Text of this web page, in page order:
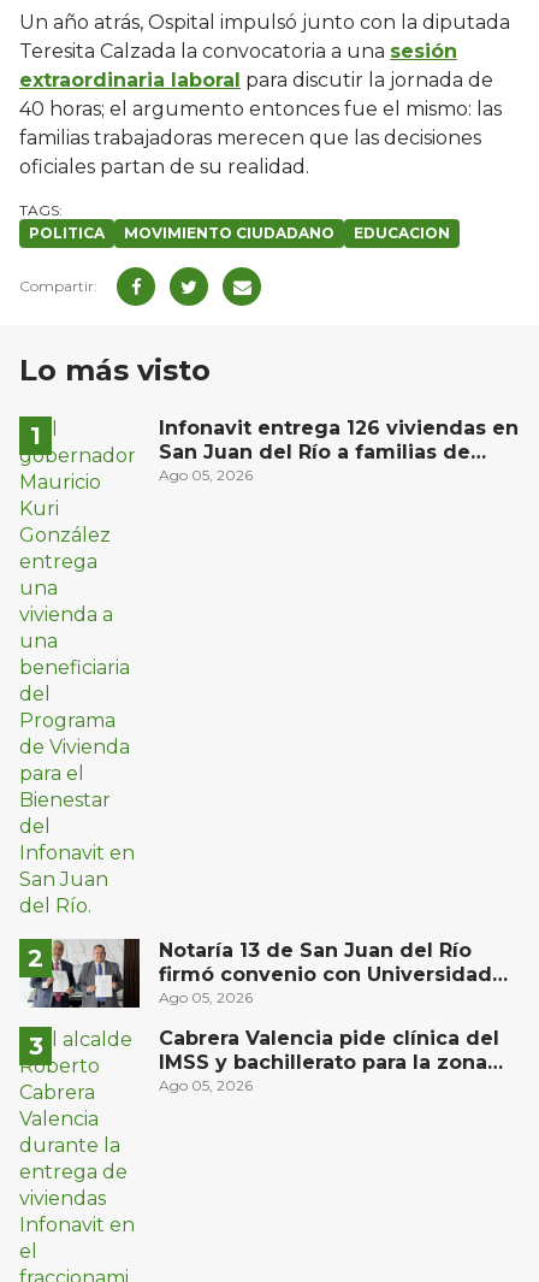
Un año atrás, Ospital impulsó junto con la diputada
Teresita Calzada la convocatoria a una sesión
extraordinaria laboral para discutir la jornada de
40 horas; el argumento entonces fue el mismo: las
familias trabajadoras merecen que las decisiones
oficiales partan de su realidad.
POLITICA MOVIMIENTO CIUDADANO EDUCACION
Lo más visto
Infonavit entrega 126 viviendas en
San Juan del Río a familias de
bajos ingresos
Ago 05, 2026
Notaría 13 de San Juan del Río
firmó convenio con Universidad
Privada del Bajío para recibir
Ago 05, 2026
Cabrera Valencia pide clínica del
IMSS y bachillerato para la zona
oriente de San Juan del Río
Ago 05, 2026